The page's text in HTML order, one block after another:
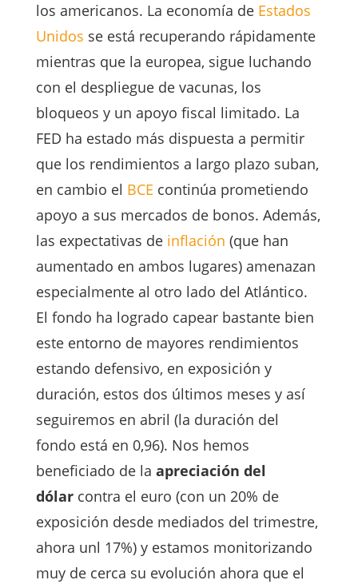
los americanos. La economía de Estados
Unidos se está recuperando rápidamente
mientras que la europea, sigue luchando
con el despliegue de vacunas, los
bloqueos y un apoyo fiscal limitado. La
FED ha estado más dispuesta a permitir
que los rendimientos a largo plazo suban,
en cambio el BCE continúa prometiendo
apoyo a sus mercados de bonos. Además,
las expectativas de inflación (que han
aumentado en ambos lugares) amenazan
especialmente al otro lado del Atlántico.
El fondo ha logrado capear bastante bien
este entorno de mayores rendimientos
estando defensivo, en exposición y
duración, estos dos últimos meses y así
seguiremos en abril (la duración del
fondo está en 0,96). Nos hemos
beneficiado de la apreciación del
dólarcontra el euro (con un 20% de
exposición desde mediados del trimestre,
ahora unl 17%) y estamos monitorizando
muy de cerca su evolución ahora que el